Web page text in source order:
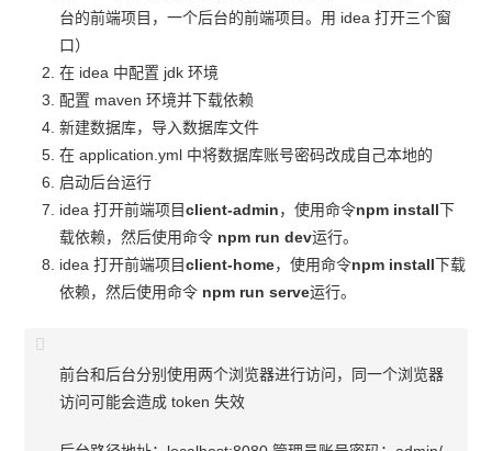
台的前端项目，一个后台的前端项目。用 idea 打开三个窗
口）
在 idea 中配置 jdk 环境
配置 maven 环境并下载依赖
新建数据库，导入数据库文件
在 application.yml 中将数据库账号密码改成自己本地的
启动后台运行
idea 打开前端项目client-admin，使用命令npm install下
载依赖，然后使用命令 npm run dev运行。
idea 打开前端项目client-home，使用命令npm install下载
依赖，然后使用命令 npm run serve运行。
前台和后台分别使用两个浏览器进行访问，同一个浏览器
访问可能会造成 token 失效